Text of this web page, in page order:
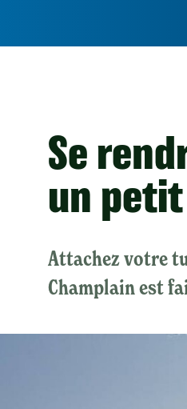
Se
un
Attachez votre
Champlain est